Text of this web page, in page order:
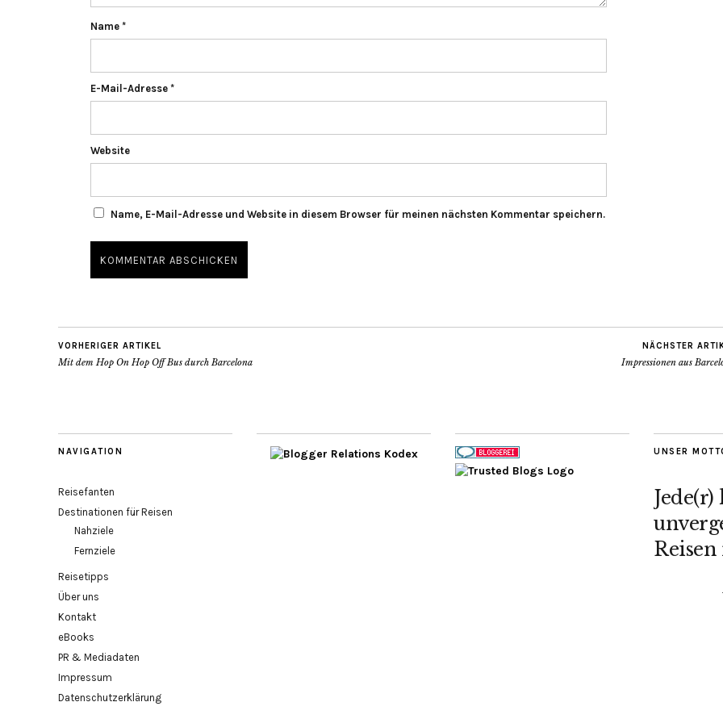
Name *
E-Mail-Adresse *
Website
Name, E-Mail-Adresse und Website in diesem Browser für meinen nächsten Kommentar speichern.
VORHERIGER ARTIKEL
Mit dem Hop On Hop Off Bus durch Barcelona
NÄCHSTER
Impressionen aus
NAVIGATION
Reisefanten
Destinationen für Reisen
Nahziele
Fernziele
Reisetipps
Über uns
Kontakt
eBooks
PR & Mediadaten
Impressum
Datenschutzerklärung
UNSER
Jede(r)
Reisen